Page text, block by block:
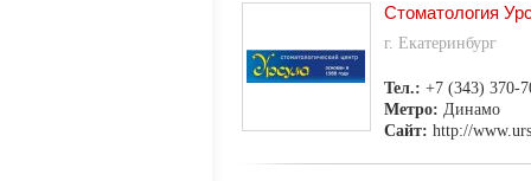
Стоматология
г. Екатеринбург
Тел.: +7 (343) 370-
Метро: Динамо
Сайт: http://